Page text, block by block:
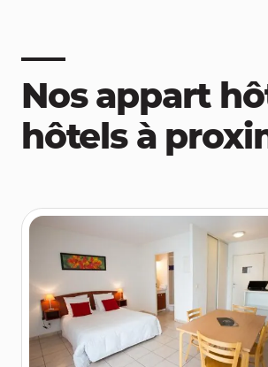
Nos appart
hôtels à